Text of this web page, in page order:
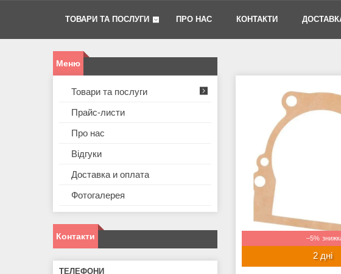
ТОВАРИ ТА ПОСЛУГИ ПРО НАС КОНТАКТИ
–5%
2 дні
Товари та послуги
Прайс-листи
Про нас
Відгуки
Доставка и оплата
Фотогалерея
Контакти